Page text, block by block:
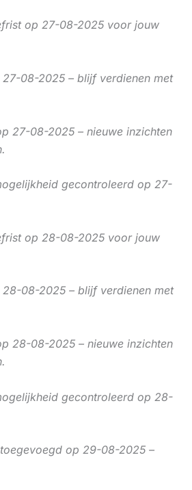
op 27-08-2025 voor jouw
08-2025 – blijf verdienen met
27-08-2025 – nieuwe inzichten
gecontroleerd op 27-
op 28-08-2025 voor jouw
08-2025 – blijf verdienen met
28-08-2025 – nieuwe inzichten
gecontroleerd op 28-
op 29-08-2025 –